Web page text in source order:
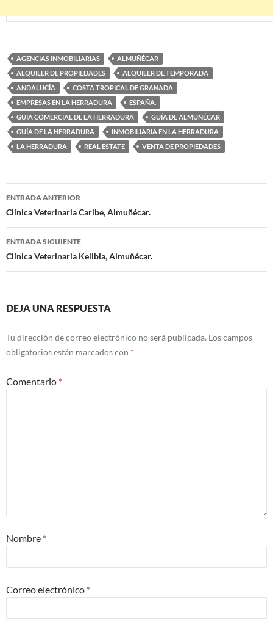
AGENCIAS INMOBILIARIAS
ALMUÑÉCAR
ALQUILER DE PROPIEDADES
ALQUILER DE TEMPORADA
ANDALUCÍA
COSTA TROPICAL DE GRANADA
EMPRESAS EN LA HERRADURA
ESPAÑA.
GUIA COMERCIAL DE LA HERRADURA
GUÍA DE ALMUÑÉCAR
GUÍA DE LA HERRADURA
INMOBILIARIA EN LA HERRADURA
LA HERRADURA
REAL ESTATE VENTA DE PROPIEDADES
Navegación
de
entradas
ENTRADA ANTERIOR
Clínica Veterinaria Caribe, Almuñécar.
ENTRADA SIGUIENTE
Clínica Veterinaria Kelibia, Almuñécar.
DEJA UNA RESPUESTA
Tu dirección de correo electrónico no será publicada. Los campos
obligatorios están marcados con *
Comentario *
Nombre *
Correo electrónico *